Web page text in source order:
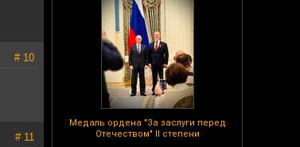
Медаль ордена "За заслуги перед
Отечеством" II степени
# 10
# 11